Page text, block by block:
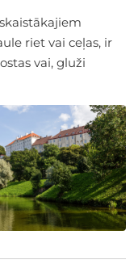
riet vai ceļas, ir
vai, gluži